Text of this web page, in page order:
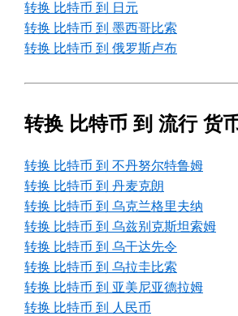
转换 比特币 到 日元
转换 比特币 到 墨西哥比索
转换 比特币 到 俄罗斯卢布
转换 比特币 到 流行 货
转换 比特币 到 不丹努尔特鲁姆
转换 比特币 到 丹麦克朗
转换 比特币 到 乌克兰格里夫纳
转换 比特币 到 乌兹别克斯坦索姆
转换 比特币 到 乌干达先令
转换 比特币 到 乌拉圭比索
转换 比特币 到 亚美尼亚德拉姆
转换 比特币 到 人民币